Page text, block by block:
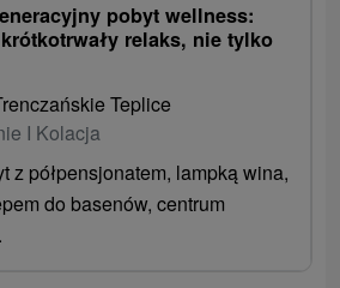
pobyt wellness:
relaks, nie tylko
Teplice
I Kolacja
z półpensjonatem, lampką wina,
do basenów, centrum